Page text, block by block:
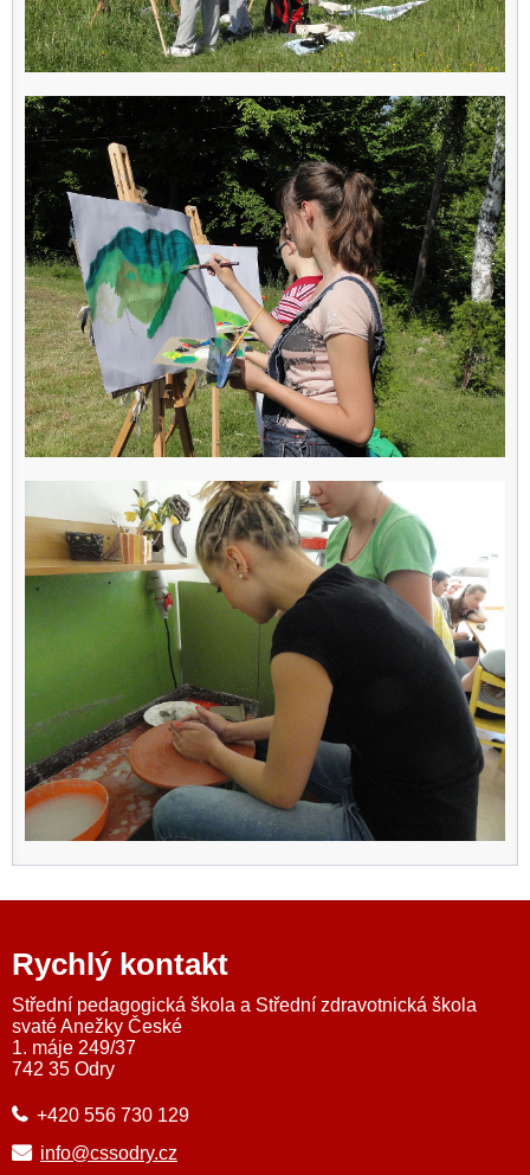
Rychlý kontakt
Střední pedagogická škola a Střední zdravotnická škola
svaté Anežky České
1. máje 249/37
742 35 Odry
+420 556 730 129
info@cssodry.cz